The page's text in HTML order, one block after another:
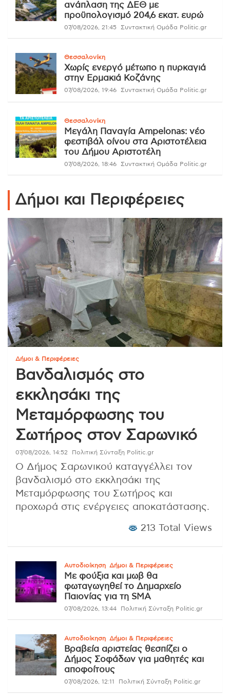
ανάπλαση της ΔΕΘ με
προϋπολογισμό 204,6 εκατ. ευρώ
07/08/2026, 21:45 Συντακτική Ομάδα Politic.gr
Θεσσαλονίκη
Χωρίς ενεργό μέτωπο η πυρκαγιά
στην Ερμακιά Κοζάνης
07/08/2026, 19:46 Συντακτική Ομάδα Politic.gr
Θεσσαλονίκη
Μεγάλη Παναγία Ampelonas: νέο
φεστιβάλ οίνου στα Αριστοτέλεια
του Δήμου Αριστοτέλη
07/08/2026, 18:46 Συντακτική Ομάδα Politic.gr
Δήμοι και Περιφέρειες
Δήμοι & Περιφέρειες
Βανδαλισμός στο
εκκλησάκι της
Μεταμόρφωσης του
Σωτήρος στον Σαρωνικό
07/08/2026, 14:52 Πολιτική Σύνταξη Politic.gr
Ο Δήμος Σαρωνικού καταγγέλλει τον
βανδαλισμό στο εκκλησάκι της
Μεταμόρφωσης του Σωτήρος και
προχωρά στις ενέργειες αποκατάστασης.
213 Total Views
Αυτοδιοίκηση Δήμοι & Περιφέρειες
Με φούξια και μωβ θα
φωταγωγηθεί το Δημαρχείο
Παιονίας για τη SMA
07/08/2026, 13:44 Πολιτική Σύνταξη Politic.gr
Αυτοδιοίκηση Δήμοι & Περιφέρειες
Βραβεία αριστείας θεσπίζει ο
Δήμος Σοφάδων για μαθητές και
αποφοίτους
07/08/2026, 12:11 Πολιτική Σύνταξη Politic.gr